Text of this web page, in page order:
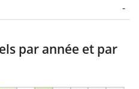
-
par année et par